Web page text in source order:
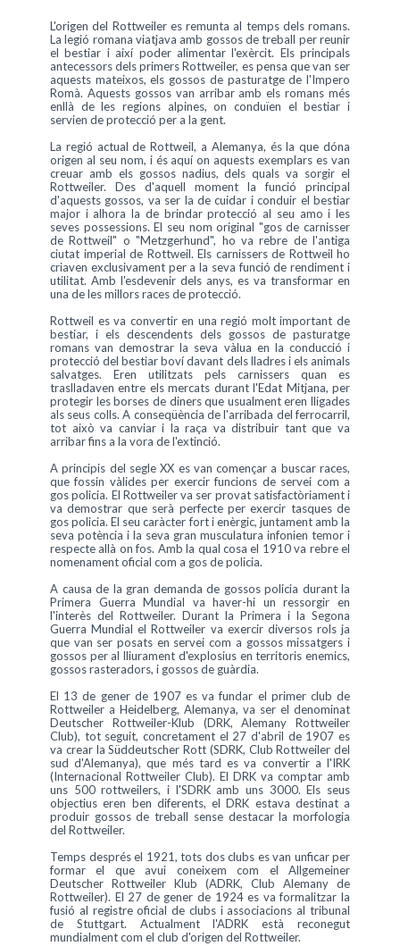
L'origen del Rottweiler es remunta al temps dels romans.
La legió romana viatjava amb gossos de treball per reunir
el bestiar i així poder alimentar l'exèrcit. Els principals
antecessors dels primers Rottweiler, es pensa que van ser
aquests mateixos, els gossos de pasturatge de l'Impero
Romà. Aquests gossos van arribar amb els romans més
enllà de les regions alpines, on conduïen el bestiar i
servien de protecció per a la gent.
La regió actual de Rottweil, a Alemanya, és la que dóna
origen al seu nom, i és aquí on aquests exemplars es van
creuar amb els gossos nadius, dels quals va sorgir el
Rottweiler. Des d'aquell moment la funció principal
d'aquests gossos, va ser la de cuidar i conduir el bestiar
major i alhora la de brindar protecció al seu amo i les
seves possessions. El seu nom original "gos de carnisser
de Rottweil" o "Metzgerhund", ho va rebre de l'antiga
ciutat imperial de Rottweil. Els carnissers de Rottweil ho
criaven exclusivament per a la seva funció de rendiment i
utilitat. Amb l'esdevenir dels anys, es va transformar en
una de les millors races de protecció.
Rottweil es va convertir en una regió molt important de
bestiar, i els descendents dels gossos de pasturatge
romans van demostrar la seva vàlua en la conducció i
protecció del bestiar boví davant dels lladres i els animals
salvatges. Eren utilitzats pels carnissers quan es
traslladaven entre els mercats durant l'Edat Mitjana, per
protegir les borses de diners que usualment eren lligades
als seus colls. A conseqüència de l'arribada del ferrocarril,
tot això va canviar i la raça va distribuir tant que va
arribar fins a la vora de l'extinció.
A principis del segle XX es van començar a buscar races,
que fossin vàlides per exercir funcions de servei com a
gos policia. El Rottweiler va ser provat satisfactòriament i
va demostrar que serà perfecte per exercir tasques de
gos policia. El seu caràcter fort i enèrgic, juntament amb la
seva potència i la seva gran musculatura infonien temor i
respecte allà on fos. Amb la qual cosa el 1910 va rebre el
nomenament oficial com a gos de policia.
A causa de la gran demanda de gossos policia durant la
Primera Guerra Mundial va haver-hi un ressorgir en
l'interès del Rottweiler. Durant la Primera i la Segona
Guerra Mundial el Rottweiler va exercir diversos rols ja
que van ser posats en servei com a gossos missatgers i
gossos per al lliurament d'explosius en territoris enemics,
gossos rasteradors, i gossos de guàrdia.
El 13 de gener de 1907 es va fundar el primer club de
Rottweiler a Heidelberg, Alemanya, va ser el denominat
Deutscher Rottweiler-Klub (DRK, Alemany Rottweiler
Club), tot seguit, concretament el 27 d'abril de 1907 es
va crear la Süddeutscher Rott (SDRK, Club Rottweiler del
sud d'Alemanya), que més tard es va convertir a l'IRK
(Internacional Rottweiler Club). El DRK va comptar amb
uns 500 rottweilers, i l'SDRK amb uns 3000. Els seus
objectius eren ben diferents, el DRK estava destinat a
produir gossos de treball sense destacar la morfologia
del Rottweiler.
Temps després el 1921, tots dos clubs es van unficar per
formar el que avui coneixem com el Allgemeiner
Deutscher Rottweiler Klub (ADRK, Club Alemany de
Rottweiler). El 27 de gener de 1924 es va formalitzar la
fusió al registre oficial de clubs i associacions al tribunal
de Stuttgart. Actualment l'ADRK està reconegut
mundialment com el club d'origen del Rottweiler.